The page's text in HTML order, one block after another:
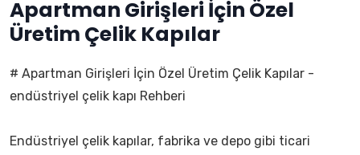
Apartman Girişleri İçin Özel
Üretim Çelik Kapılar
# Apartman Girişleri İçin Özel Üretim Çelik Kapılar -
endüstriyel çelik kapı Rehberi
Endüstriyel çelik kapılar, fabrika ve depo gibi ticari